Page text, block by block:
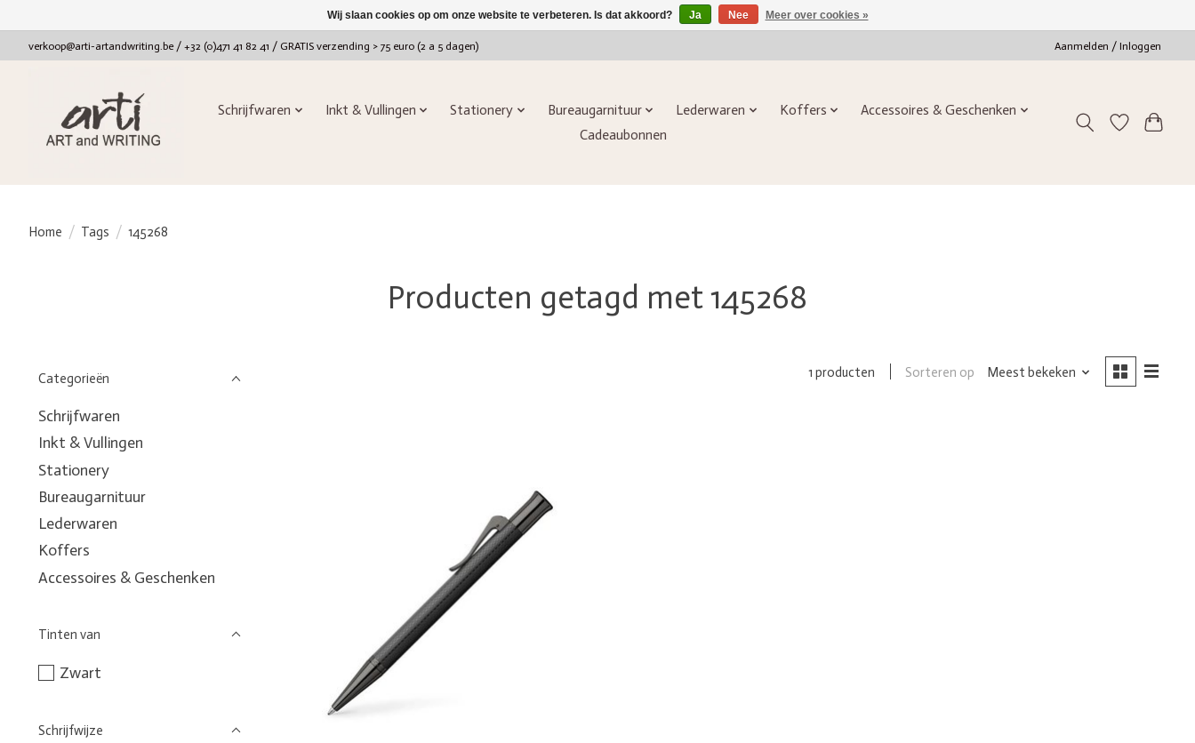
verkoop@arti-artandwriting.be/ +32 (0)471 41 82 41 / GRATIS verzending > 75 euro (2 a 5 dagen) Aanmelden / Inloggen
Schrijfwaren Inkt & Vullingen Stationery Bureaugarnituur Lederwaren Koffers
Accessoires & Geschenken
Cadeaubonnen
Home / Tags / 145268
Producten getagd met 145268
Categorieën
Schrijfwaren
Inkt & Vullingen
Stationery
Bureaugarnituur
Lederwaren
Koffers
Accessoires & Geschenken
Tinten van
Zwart
Schrijfwijze
1 producten Sorteren op Meest bekeken
Wij slaan cookies op om onze website te verbeteren. Is dat akkoord? Ja Nee Meer over cookies »